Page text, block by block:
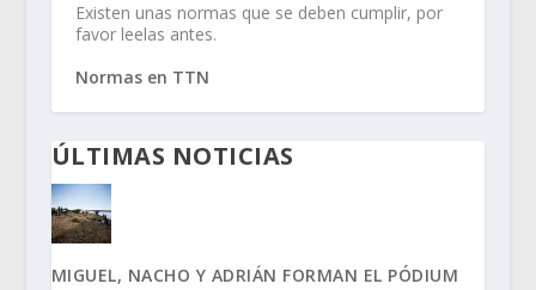
Existen unas normas que se deben cumplir, por
favor leelas antes.
Normas en TTN
ÚLTIMAS NOTICIAS
MIGUEL, NACHO Y ADRIÁN FORMAN EL PÓDIUM